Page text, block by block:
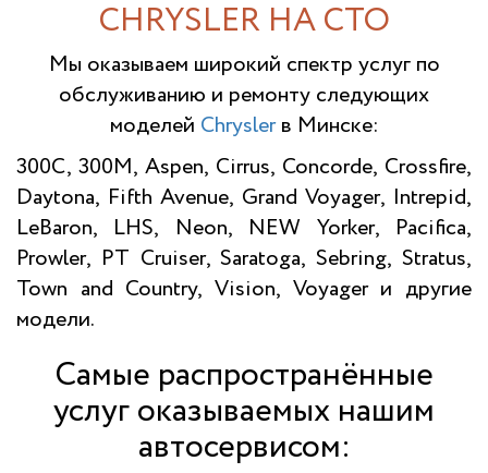
CHRYSLER НА СТО
Мы оказываем широкий спектр услуг по
обслуживанию и ремонту следующих
моделей Chryslerв Минске:
300C, 300M, Aspen, Cirrus, Concorde, Crossfire,
Daytona, Fifth Avenue, Grand Voyager, Intrepid,
LeBaron, LHS, Neon, NEW Yorker, Pacifica,
Prowler, PT Cruiser, Saratoga, Sebring, Stratus,
Town and Country, Vision, Voyager и другие
модели.
Самые распространённые
услуг оказываемых нашим
автосервисом: